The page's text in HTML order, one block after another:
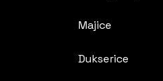
Majice
Dukserice